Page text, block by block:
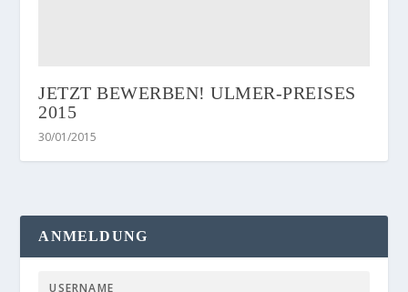
JETZT BEWERBEN! ULMER-PREISES
2015
30/01/2015
ANMELDUNG